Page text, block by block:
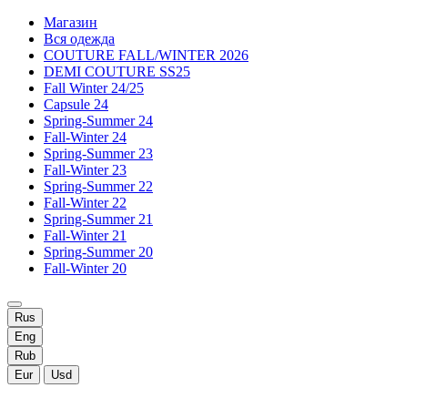
Магазин
Вся одежда
COUTURE FALL/WINTER 2026
DEMI COUTURE SS25
Fall Winter 24/25
Capsule 24
Spring-Summer 24
Fall-Winter 24
Spring-Summer 23
Fall-Winter 23
Spring-Summer 22
Fall-Winter 22
Spring-Summer 21
Fall-Winter 21
Spring-Summer 20
Fall-Winter 20
Rus
Eng
Rub
Eur
Usd